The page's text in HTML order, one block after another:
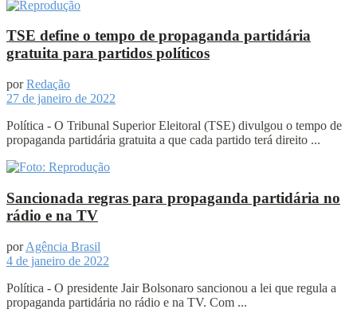
TSE define o tempo de propaganda partidária
gratuita para partidos políticos
por Redação
27 de janeiro de 2022
Política - O Tribunal Superior Eleitoral (TSE) divulgou o tempo de
propaganda partidária gratuita a que cada partido terá direito ...
Sancionada regras para propaganda partidária no
rádio e na TV
por Agência Brasil
4 de janeiro de 2022
Política - O presidente Jair Bolsonaro sancionou a lei que regula a
propaganda partidária no rádio e na TV. Com ...